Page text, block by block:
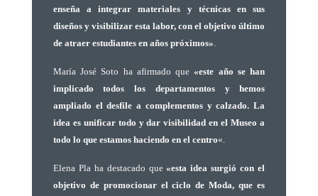
enseña a integrar materiales y técnicas en sus
diseños y visibilizar esta labor, con el objetivo último
de atraer estudiantes en años próximos».
María José Soto ha afirmado que«este año se han
implicado todos los departamentos y hemos
ampliado el desfile a complementos y calzado. La
idea es unificar todo y dar visibilidad en el Museo a
todo lo que estamos haciendo en el centro«.
Elena Pla ha destacado que«esta idea surgió con el
objetivo de promocionar el ciclo de Moda, que es